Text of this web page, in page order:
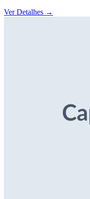
Ver Detalhes →